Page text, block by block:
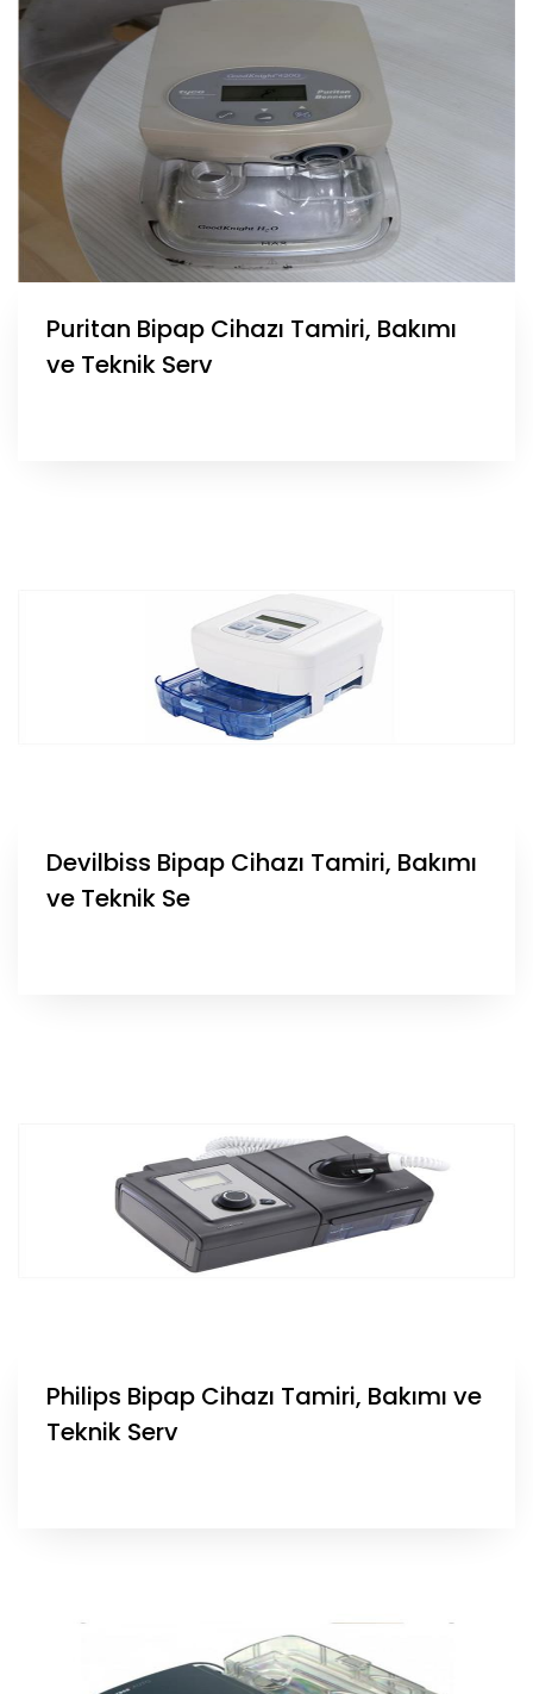
Puritan Bipap Cihazı Tamiri, Bakımı
ve Teknik Serv
Devilbiss Bipap Cihazı Tamiri, Bakımı
ve Teknik Se
Philips Bipap Cihazı Tamiri, Bakımı ve
Teknik Serv